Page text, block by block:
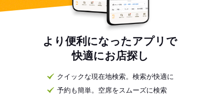
より便利になったアプリで
快適にお店探し
クイックな現在地検索。検索が快適に
予約も簡単。空席をスムーズに検索